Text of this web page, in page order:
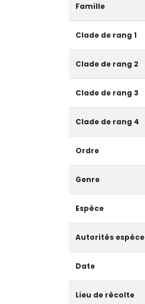
Famille
Clade de rang 1
Clade de rang 2
Clade de rang 3
Clade de rang 4
Ordre
Genre
Espèce
Autorités espèce
Date
Lieu de récolte